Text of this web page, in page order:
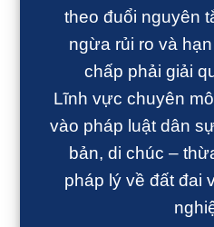
theo đuổi nguyên
ngừa rủi ro và
chấp phải giải
Lĩnh vực chuyên
vào pháp luật dân
bản, di chúc –
pháp lý về đất đai